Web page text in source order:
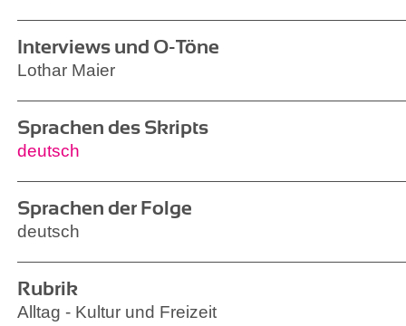
Interviews und O-Töne
Lothar Maier
Sprachen des Skripts
deutsch
Sprachen der Folge
deutsch
Rubrik
Alltag - Kultur und Freizeit